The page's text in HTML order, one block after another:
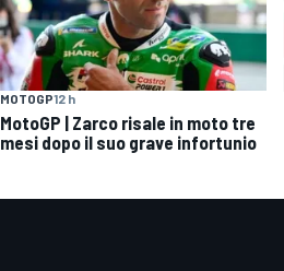
MOTOGP12 h
MotoGP | Zarco risale in moto tre
mesi dopo il suo grave infortunio